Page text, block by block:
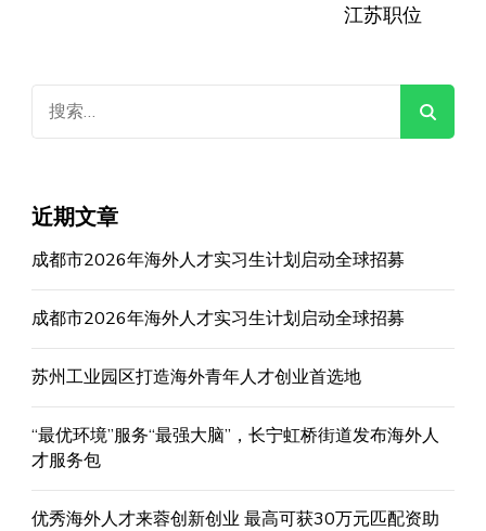
江苏职位
索：
近期文章
成都市2026年海外人才实习生计划启动全球招募
成都市2026年海外人才实习生计划启动全球招募
苏州工业园区打造海外青年人才创业首选地
“最优环境”服务“最强大脑”，长宁虹桥街道发布海外人
才服务包
优秀海外人才来蓉创新创业 最高可获30万元匹配资助